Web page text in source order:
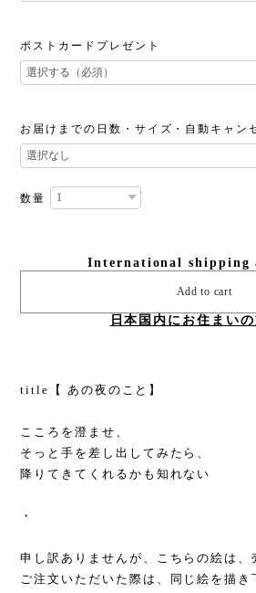
ポストカードプレゼント
お届けまでの日数・サイズ・自動キャン
数量
International shipping
Add to cart
日本国内にお住まい
title【 あの夜のこと】
こころを澄ませ、
そっと手を差し出してみたら、
降りてきてくれるかも知れない
・
申し訳ありませんが、こちらの絵は、
ご注文いただいた際は、同じ絵を描き